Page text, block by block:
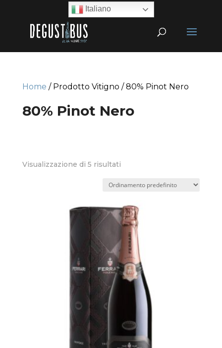
Home / Prodotto Vitigno / 80% Pinot Nero
80% Pinot Nero
Visualizzazione di 5 risultati
Italiano